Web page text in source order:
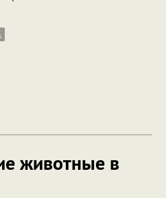
животные в